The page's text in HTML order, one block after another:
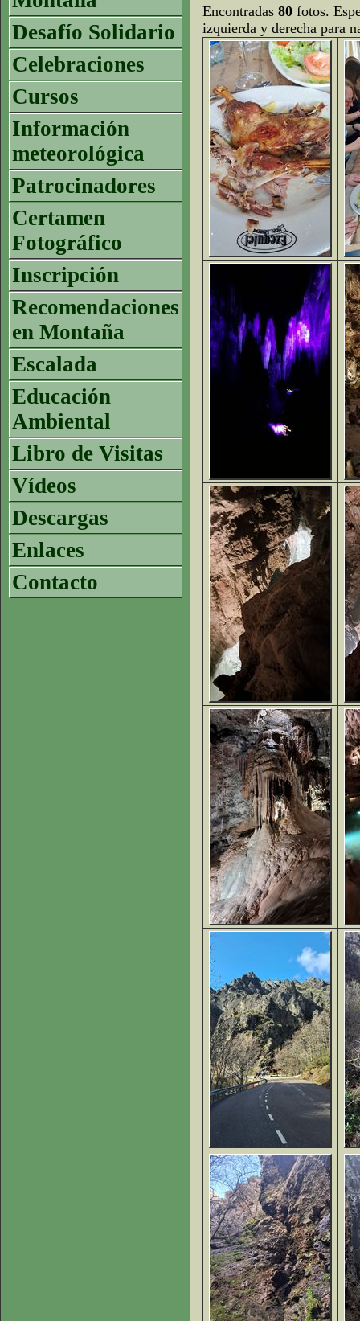
Desafío Solidario
Celebraciones
Cursos
Información
meteorológica
Patrocinadores
Certamen
Fotográfico
Inscripción
Recomendaciones
en Montaña
Escalada
Educación
Ambiental
Libro de Visitas
Vídeos
Descargas
Enlaces
Contacto
Encontradas 80 fotos.
izquierda y derecha para